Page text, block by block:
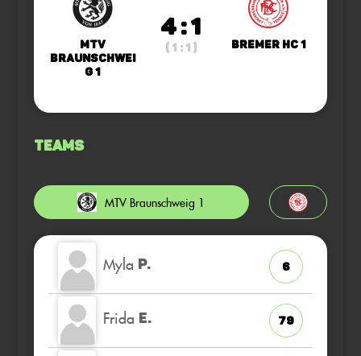
MTV
Braunschwei
g 1
4 : 1
( 1 : 1 ) Bremer HC 1
Teams
MTV Braunschweig 1
Myla P. 6
Frida E. 79